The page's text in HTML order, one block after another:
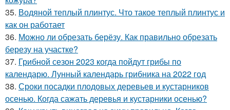
35. Водяной теплый плинтус. Что такое теплый плинтус и
как он работает
36. Можно ли обрезать берёзу. Как правильно обрезать
березу на участке?
37. Грибной сезон 2023 когда пойдут грибы по
календарю. Лунный календарь грибника на 2022 год
38. Сроки посадки плодовых деревьев и кустарников
осенью. Когда сажать деревья и кустарники осенью?